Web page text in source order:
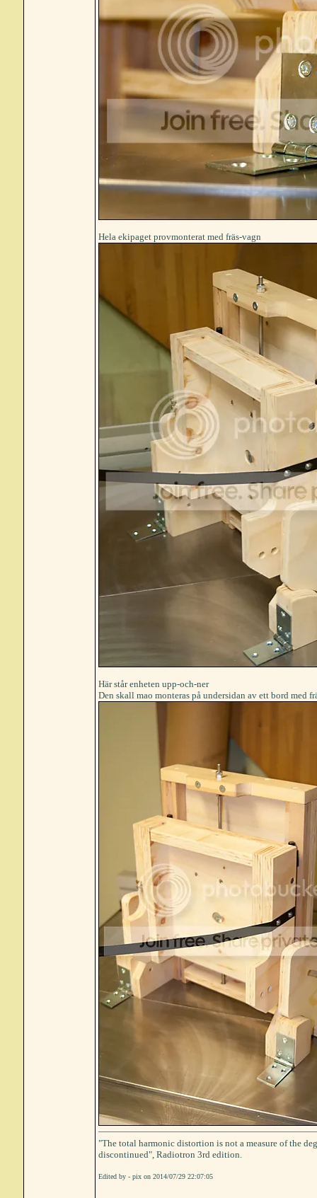
Hela ekipaget provmonterat med fräs-vagn
Här står enheten upp-och-ner
Den skall mao monteras på undersidan av ett bord med
"The total harmonic distortion is not a measure of the
discontinued", Radiotron 3rd edition.
Edited by - pix on 2014/07/29 22:07:05